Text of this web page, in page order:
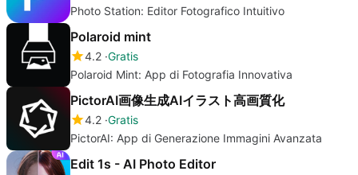
Photo Station: Editor Fotografico Intuitivo
Polaroid mint
4.2 Gratis
Polaroid Mint: App di Fotografia Innovativa
PictorAI画像生成AIイラスト高画質化
4.2 Gratis
PictorAI: App di Generazione Immagini Avanzata
Edit 1s - AI Photo Editor